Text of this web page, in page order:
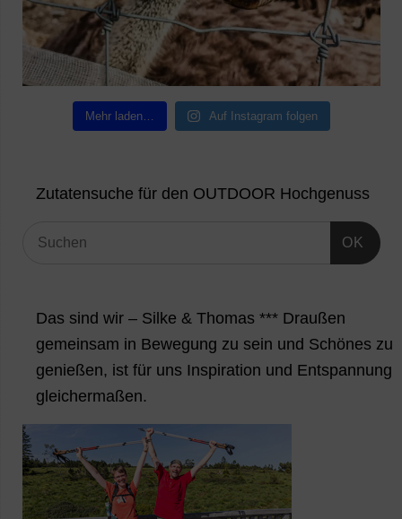
Mehr laden… Auf Instagram folgen
Zutatensuche für den OUTDOOR Hochgenuss
OK
Das sind wir – Silke & Thomas *** Draußen
gemeinsam in Bewegung zu sein und Schönes zu
genießen, ist für uns Inspiration und Entspannung
gleichermaßen.